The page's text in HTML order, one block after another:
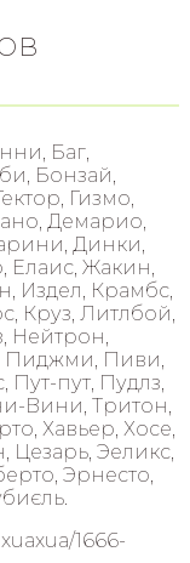
Баг,
Бонзай,
Гизмо,
Демарио,
Динки,
Елаис, Жакин,
Издел, Крамбс,
Круз, Литлбой,
Нейтрон,
Пиджми, Пиви,
пут, Пудлз,
Вини, Тритон,
Хавьер, Хосе,
Цезарь, Эеликс,
Эрнесто,
1666-